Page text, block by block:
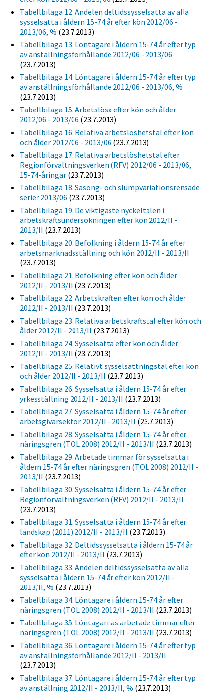
Tabellbilaga 12. Andelen deltidssysselsatta av alla
sysselsatta i åldern 15-74 år efter kön 2012/06 -
2013/06, % (23.7.2013)
Tabellbilaga 13. Löntagare i åldern 15-74 år efter typ
av anställningsförhållande 2012/06 - 2013/06
(23.7.2013)
Tabellbilaga 14. Löntagare i åldern 15-74 år efter typ
av anställningsförhållande 2012/06 - 2013/06, %
(23.7.2013)
Tabellbilaga 15. Arbetslösa efter kön och ålder
2012/06 - 2013/06 (23.7.2013)
Tabellbilaga 16. Relativa arbetslöshetstal efter kön
och ålder 2012/06 - 2013/06 (23.7.2013)
Tabellbilaga 17. Relativa arbetslöshetstal efter
Regionförvaltningsverken (RFV) 2012/06 - 2013/06,
15-74-åringar (23.7.2013)
Tabellbilaga 18. Säsong- och slumpvariationsrensade
serier 2013/06 (23.7.2013)
Tabellbilaga 19. De viktigaste nyckeltalen i
arbetskraftsundersökningen efter kön 2012/II -
2013/II (23.7.2013)
Tabellbilaga 20. Befolkning i åldern 15-74 år efter
arbetsmarknadsställning och kön 2012/II - 2013/II
(23.7.2013)
Tabellbilaga 21. Befolkning efter kön och ålder
2012/II - 2013/II (23.7.2013)
Tabellbilaga 22. Arbetskraften efter kön och ålder
2012/II - 2013/II (23.7.2013)
Tabellbilaga 23. Relativa arbetskraftstal efter kön och
ålder 2012/II - 2013/II (23.7.2013)
Tabellbilaga 24. Sysselsatta efter kön och ålder
2012/II - 2013/II (23.7.2013)
Tabellbilaga 25. Relativt sysselsättningstal efter kön
och ålder 2012/II - 2013/II (23.7.2013)
Tabellbilaga 26. Sysselsatta i åldern 15-74 år efter
yrkesställning 2012/II - 2013/II (23.7.2013)
Tabellbilaga 27. Sysselsatta i åldern 15-74 år efter
arbetsgivarsektor 2012/II - 2013/II (23.7.2013)
Tabellbilaga 28. Sysselsatta i åldern 15-74 år efter
näringsgren (TOL 2008) 2012/II - 2013/II (23.7.2013)
Tabellbilaga 29. Arbetade timmar för sysselsatta i
åldern 15-74 år efter näringsgren (TOL 2008) 2012/II -
2013/II (23.7.2013)
Tabellbilaga 30. Sysselsatta i åldern 15-74 år efter
Regionförvaltningsverken (RFV) 2012/II - 2013/II
(23.7.2013)
Tabellbilaga 31. Sysselsatta i åldern 15-74 år efter
landskap (2011) 2012/II - 2013/II (23.7.2013)
Tabellbilaga 32. Deltidssysselsatta i åldern 15-74 år
efter kön 2012/II - 2013/II (23.7.2013)
Tabellbilaga 33. Andelen deltidssysselsatta av alla
sysselsatta i åldern 15-74 år efter kön 2012/II -
2013/II, % (23.7.2013)
Tabellbilaga 34. Löntagare i åldern 15-74 år efter
näringsgren (TOL 2008) 2012/II - 2013/II (23.7.2013)
Tabellbilaga 35. Löntagarnas arbetade timmar efter
näringsgren (TOL 2008) 2012/II - 2013/II (23.7.2013)
Tabellbilaga 36. Löntagare i åldern 15-74 år efter typ
av anställningsförhållande 2012/II - 2013/II
(23.7.2013)
Tabellbilaga 37. Löntagare i åldern 15-74 år efter typ
av anställning 2012/II - 2013/II, % (23.7.2013)